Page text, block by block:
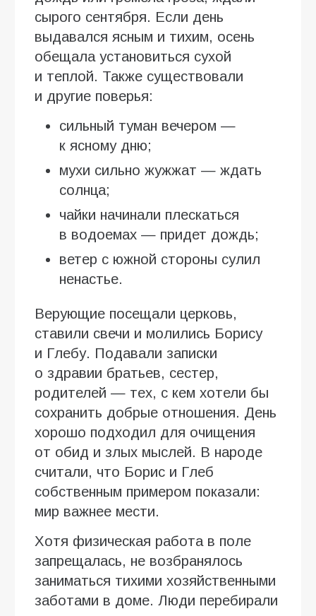
сырого сентября. Если день
выдавался ясным и тихим, осень
обещала установиться сухой
и теплой. Также существовали
и другие поверья:
сильный туман вечером —
к ясному дню;
мухи сильно жужжат — ждать
солнца;
чайки начинали плескаться
в водоемах — придет дождь;
ветер с южной стороны сулил
ненастье.
Верующие посещали церковь,
ставили свечи и молились Борису
и Глебу. Подавали записки
о здравии братьев, сестер,
родителей — тех, с кем хотели бы
сохранить добрые отношения. День
хорошо подходил для очищения
от обид и злых мыслей. В народе
считали, что Борис и Глеб
собственным примером показали:
мир важнее мести.
Хотя физическая работа в поле
запрещалась, не возбранялось
заниматься тихими хозяйственными
заботами в доме. Люди перебирали